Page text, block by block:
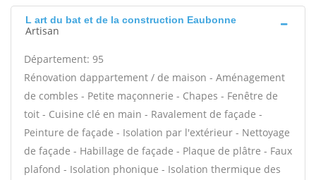
L art du bat et de la construction Eaubonne
Artisan
Département: 95
Rénovation dappartement / de maison - Aménagement
de combles - Petite maçonnerie - Chapes - Fenêtre de
toit - Cuisine clé en main - Ravalement de façade -
Peinture de façade - Isolation par l'extérieur - Nettoyage
de façade - Habillage de façade - Plaque de plâtre - Faux
plafond - Isolation phonique - Isolation thermique des